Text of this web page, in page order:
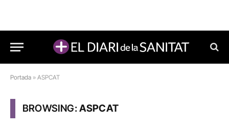
Portada » ASPCAT
BROWSING:ASPCAT